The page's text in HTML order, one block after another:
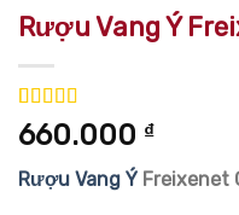
Rượu Vang Ý
5.00 trên 5
dựa trên
2
660.000 ₫
Rượu Vang Ý Freixenet